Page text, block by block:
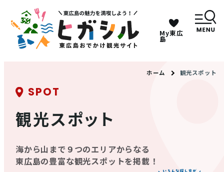
My東広
島
ホーム 観光スポット
SPOT
観光スポット
海から山まで９つのエリアからなる
東広島の豊富な観光スポットを掲載！
キーワードは2つまで、30文字以内で検索してくだ
さい。
メニュー
MENU
観光スポット